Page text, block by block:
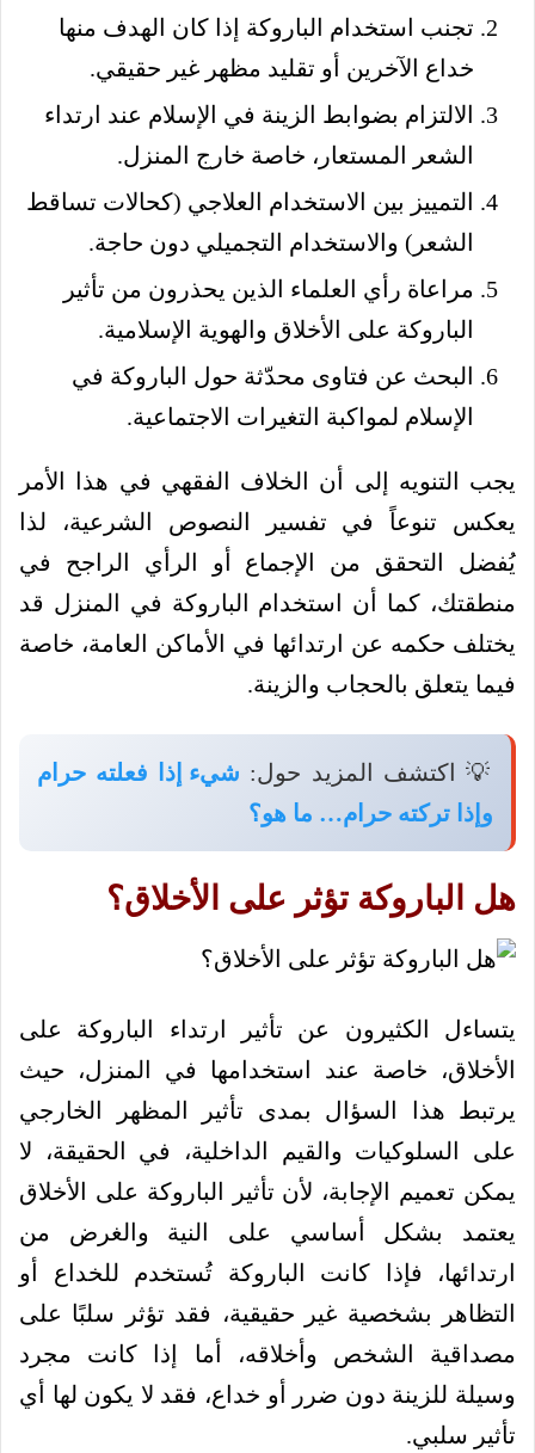
تجنب استخدام الباروكة إذا كان الهدف منها
خداع الآخرين أو تقليد مظهر غير حقيقي.
الالتزام بضوابط الزينة في الإسلام عند ارتداء
الشعر المستعار، خاصة خارج المنزل.
التمييز بين الاستخدام العلاجي (كحالات تساقط
الشعر) والاستخدام التجميلي دون حاجة.
مراعاة رأي العلماء الذين يحذرون من تأثير
الباروكة على الأخلاق والهوية الإسلامية.
البحث عن فتاوى محدّثة حول الباروكة في
الإسلام لمواكبة التغيرات الاجتماعية.
يجب التنويه إلى أن الخلاف الفقهي في هذا الأمر
يعكس تنوعاً في تفسير النصوص الشرعية، لذا
يُفضل التحقق من الإجماع أو الرأي الراجح في
منطقتك، كما أن استخدام الباروكة في المنزل قد
يختلف حكمه عن ارتدائها في الأماكن العامة، خاصة
فيما يتعلق بالحجاب والزينة.
💡 اكتشف المزيد حول: شيء إذا فعلته حرام
وإذا تركته حرام… ما هو؟
هل الباروكة تؤثر على الأخلاق؟
يتساءل الكثيرون عن تأثير ارتداء الباروكة على
الأخلاق، خاصة عند استخدامها في المنزل، حيث
يرتبط هذا السؤال بمدى تأثير المظهر الخارجي
على السلوكيات والقيم الداخلية، في الحقيقة، لا
يمكن تعميم الإجابة، لأن تأثير الباروكة على الأخلاق
يعتمد بشكل أساسي على النية والغرض من
ارتدائها، فإذا كانت الباروكة تُستخدم للخداع أو
التظاهر بشخصية غير حقيقية، فقد تؤثر سلبًا على
مصداقية الشخص وأخلاقه، أما إذا كانت مجرد
وسيلة للزينة دون ضرر أو خداع، فقد لا يكون لها أي
تأثير سلبي.